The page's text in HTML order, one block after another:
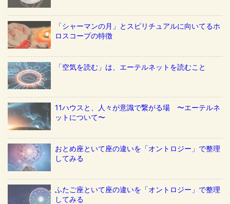
「シャーマンの月」とスピリチュアルに向いてるホ
ロスコープの特徴
「空気を読む」は、エーテルネットを読むこと
11ハウスと、人々が意識で繋がる場 〜エーテルネ
ットについて〜
おとめ座といて座の違いを「オントロジー」で整理
してみる
ふたご座といて座の違いを「オントロジー」で整理
してみる